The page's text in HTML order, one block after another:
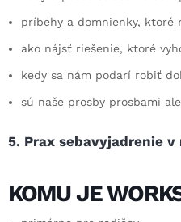
príbehy a domnienky, ktoré
ako nájsť riešenie, ktoré
kedy sa nám podarí robiť
sú naše prosby prosbami
5. Prax sebavyjadrenie
KOMU JE